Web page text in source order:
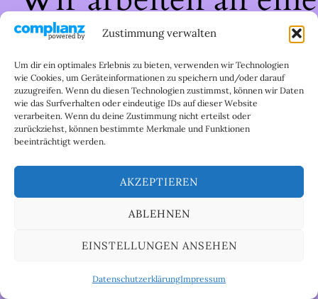
Zustimmung verwalten
Um dir ein optimales Erlebnis zu bieten, verwenden wir Technologien
wie Cookies, um Geräteinformationen zu speichern und/oder darauf
zuzugreifen. Wenn du diesen Technologien zustimmst, können wir Daten
wie das Surfverhalten oder eindeutige IDs auf dieser Website
verarbeiten. Wenn du deine Zustimmung nicht erteilst oder
zurückziehst, können bestimmte Merkmale und Funktionen
beeinträchtigt werden.
AKZEPTIEREN
ABLEHNEN
EINSTELLUNGEN ANSEHEN
DatenschutzerklärungImpressum
großartigen Sache
schau bald wieder
vorbei!